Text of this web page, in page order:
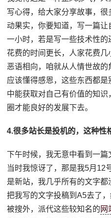
写心得，给大家分享故事，
动果实，你要知道，写一篇
一小时，若是写一些技术性
花费的时间更长，人家花费
恶语相向，咱就从人情世故
应该懂得感恩，这些东西都
中能获取对自己有价值的知
圈才能良好的发展下去。
4.很多站长是投机的，这种性
下午时候，我无意中看到一篇
当时我惊讶了，那是我5月12
是新站，我几乎所有的文字都
把我写的文字投稿到A5去了
被搜外，派代这些较知名的 网